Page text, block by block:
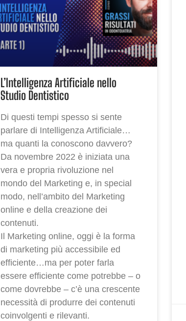
L’Intelligenza Artificiale nello
Studio Dentistico
Di questi tempi spesso si sente
parlare di Intelligenza Artificiale…
ma quanti la conoscono davvero?
Da novembre 2022 è iniziata una
vera e propria rivoluzione nel
mondo del Marketing e, in special
modo, nell’ambito del Marketing
online e della creazione dei
contenuti.
Il Marketing online, oggi è la forma
di marketing più accessibile ed
efficiente…ma per poter farla
essere efficiente come potrebbe – o
come dovrebbe – c’è una crescente
necessità di produrre dei contenuti
coinvolgenti e rilevanti.